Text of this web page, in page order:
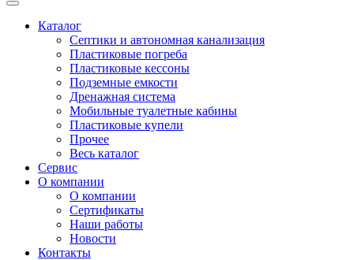
Каталог
Септики и автономная канализация
Пластиковые погреба
Пластиковые кессоны
Подземные емкости
Дренажная система
Мобильные туалетные кабины
Пластиковые купели
Прочее
Весь каталог
Сервис
О компании
О компании
Сертификаты
Наши работы
Новости
Контакты